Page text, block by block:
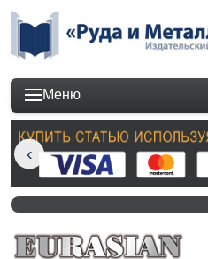
Меню